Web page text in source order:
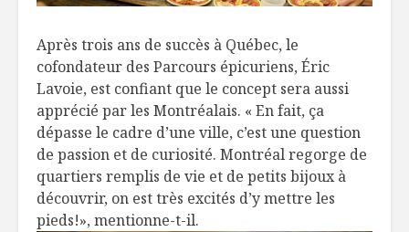
Après trois ans de succès à Québec, le
cofondateur des Parcours épicuriens, Éric
Lavoie, est confiant que le concept sera aussi
apprécié par les Montréalais. « En fait, ça
dépasse le cadre d’une ville, c’est une question
de passion et de curiosité. Montréal regorge de
quartiers remplis de vie et de petits bijoux à
découvrir, on est très excités d’y mettre les
pieds!», mentionne-t-il.